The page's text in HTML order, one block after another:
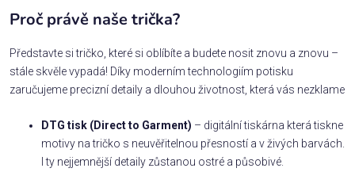
Proč právě naše trička?
Představte si tričko, které si oblíbíte a budete nosit znovu a znovu –
stále skvěle vypadá! Díky moderním technologiím potisku
zaručujeme precizní detaily a dlouhou životnost, která vás nezklame
DTG tisk (Direct to Garment) – digitální tiskárna která tiskne
motivy na tričko s neuvěřitelnou přesností a v živých barvách.
I ty nejjemnější detaily zůstanou ostré a působivé.